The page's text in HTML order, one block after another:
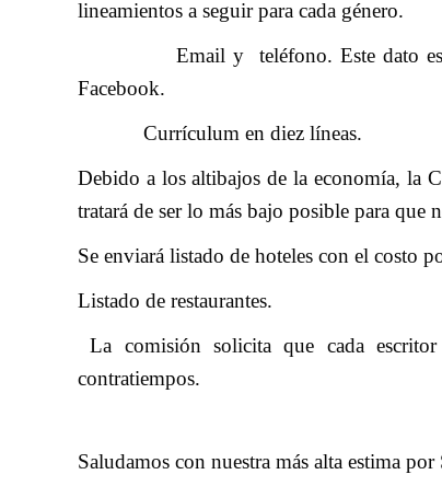
lineamientos a seguir para cada género.
Email y teléfono. Este dato es
Facebook.
Currículum en diez líneas.
Debido a los altibajos de la economía, la
tratará de ser lo más bajo posible para que
Se enviará listado de hoteles con el costo
Listado de restaurantes.
La comisión solicita que cada
contratiempos.
Saludamos con nuestra más alta estima